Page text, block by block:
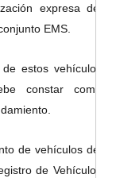
expresa del
EMS.
estos vehículos
constar como
de vehículos del
de Vehículos